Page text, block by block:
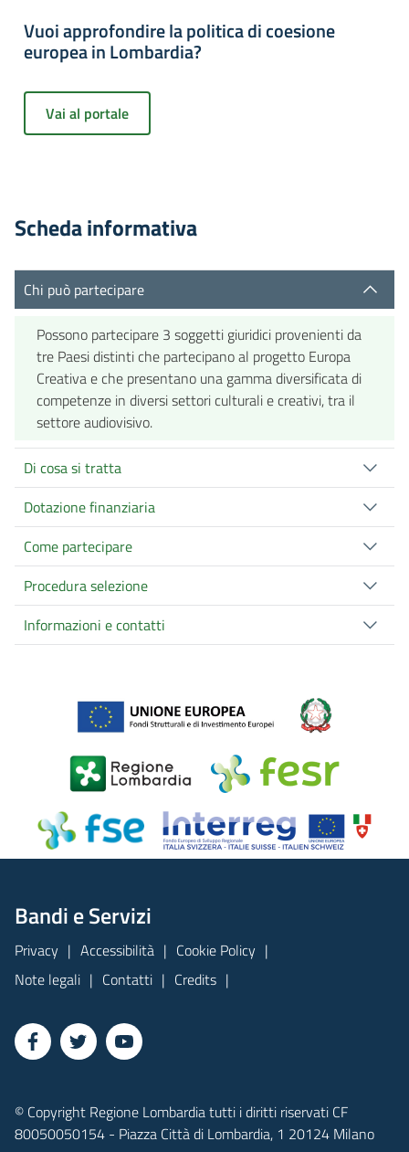
Vuoi approfondire la politica di coesione
europea in Lombardia?
Vai al portale
Scheda informativa
Chi può partecipare
Possono partecipare 3 soggetti giuridici provenienti da
tre Paesi distinti che partecipano al progetto Europa
Creativa e che presentano una gamma diversificata di
competenze in diversi settori culturali e creativi, tra il
settore audiovisivo.
Di cosa si tratta
Dotazione finanziaria
Come partecipare
Procedura selezione
Informazioni e contatti
Bandi e Servizi
Privacy Accessibilità
Cookie Policy
Note legali
Contatti Credits
© Copyright Regione Lombardia tutti i diritti riservati CF
80050050154 - Piazza Città di Lombardia, 1 20124 Milano